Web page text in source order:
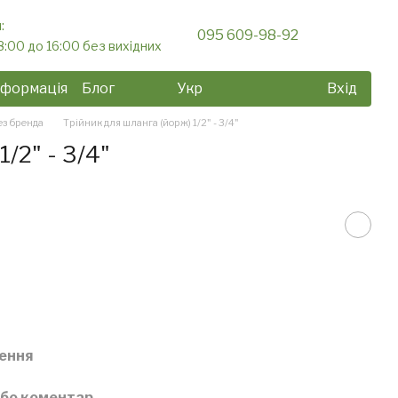
до 16:00 без вихідних
095 609-98-92
Блог
Укр Вхід
бренда Трійник для шланга (йорж) 1/2" - 3/4"
2" - 3/4"